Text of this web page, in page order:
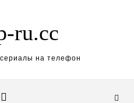
ru.cc
на телефон